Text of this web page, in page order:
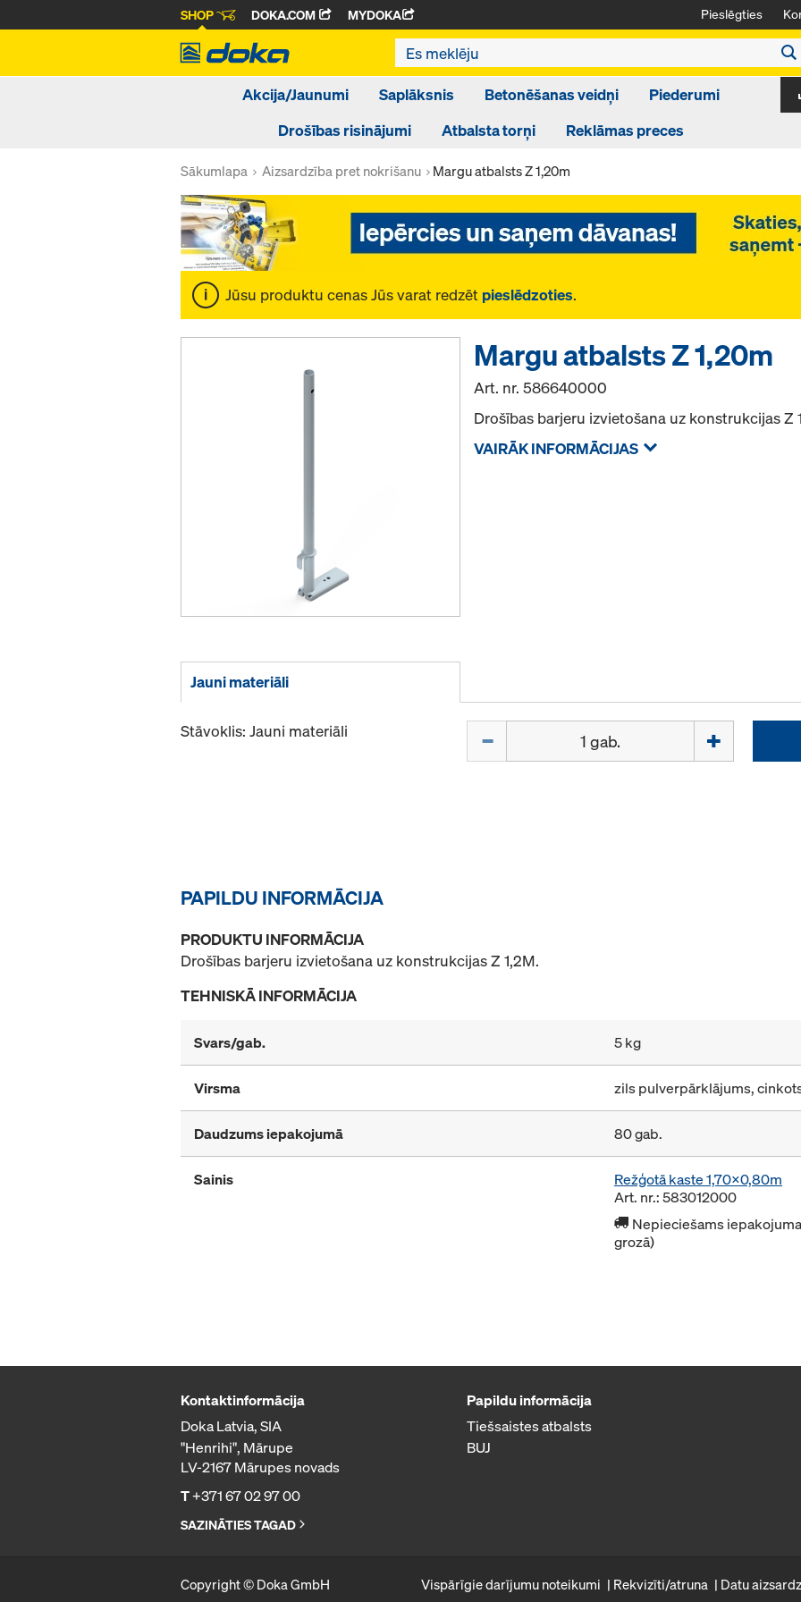
SHOP DOKA.COM MYDOKA Pieslēgties
Akcija/Jaunumi Saplāksnis Betonēšanas veidņi
Piederumi
Drošības risinājumi
Atbalsta torņi Reklāmas preces
Sākumlapa Aizsardzība pret nokrišanu Margu atbalsts Z 1,20m
Jūsu produktu cenas Jūs varat redzēt pieslēdzoties.
Margu atbalsts Z 1,20m
Art. nr.586640000
Drošības barjeru izvietošana uz konstrukcijas Z
VAIRĀK INFORMĀCIJAS
Jauni materiāli
Stāvoklis: Jauni materiāli
PAPILDU INFORMĀCIJA
PRODUKTU INFORMĀCIJA
Drošības barjeru izvietošana uz konstrukcijas Z 1,2M.
TEHNISKĀ INFORMĀCIJA
Svars/gab. 5 kg
Virsma zils pulverpārklājums,
Daudzums iepakojumā 80 gab.
Sainis
Režģotā kaste 1,70x0,80m
Art. nr.: 583012000
Nepieciešams
grozā)
Kontaktinformācija
Doka Latvia, SIA
"Henrihi", Mārupe
LV-2167 Mārupes novads
T+371 67 02 97 00
SAZINĀTIES TAGAD
Papildu informācija
Tiešsaistes atbalsts
BUJ
Copyright © Doka GmbH Vispārīgie darījumu noteikumi Rekvizīti/atruna Datu